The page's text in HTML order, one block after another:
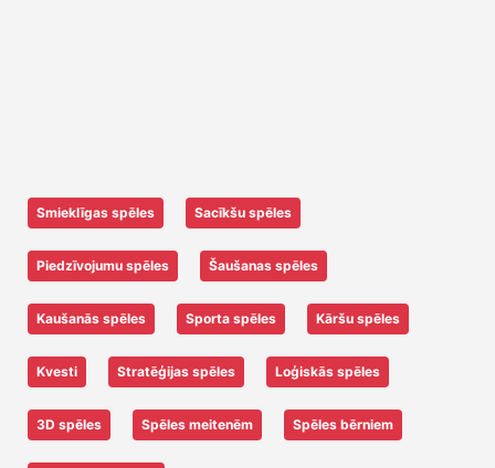
Smieklīgas spēles Sacīkšu spēles
Piedzīvojumu spēles Šaušanas spēles
Kaušanās spēles Sporta spēles Kāršu spēles
Kvesti Stratēģijas spēles Loģiskās spēles
3D spēles Spēles meitenēm Spēles bērniem